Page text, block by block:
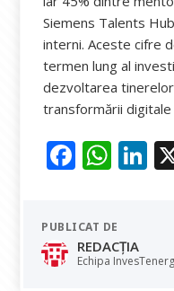
Siemens Talents
interni. Aceste cifre
termen lung al
dezvoltarea
transformării digitale
F
e
b
o
W
at
s
A
Li
dI
PUBLICAT DE
REDACȚIA
Echipa